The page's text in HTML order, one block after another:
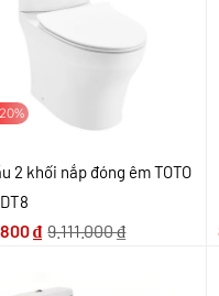
2 khối nắp đóng êm TOTO
₫ 9.111.000₫